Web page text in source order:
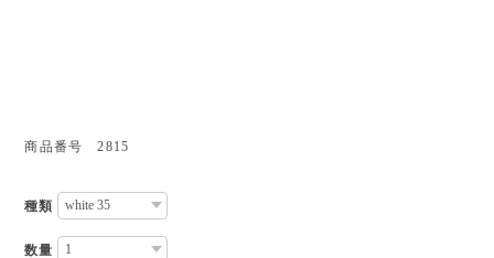
商品番号 2815
種類
数量